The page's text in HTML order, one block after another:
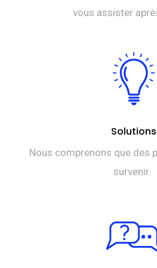
vous assister
Solutions
Nous comprenons que des
survenir.